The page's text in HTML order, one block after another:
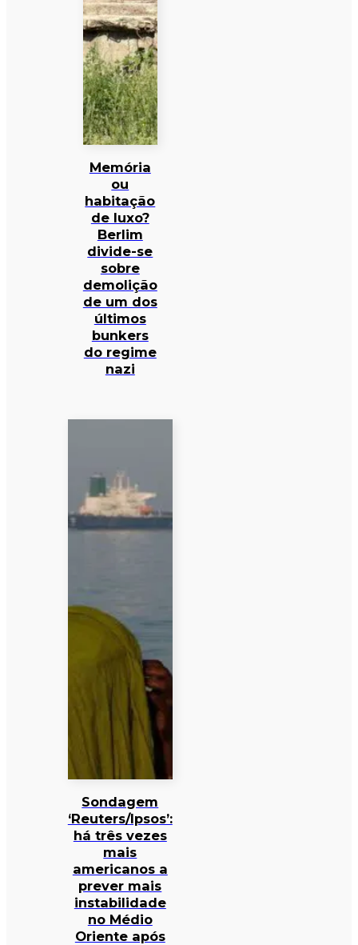
Memória
ou
habitação
de luxo?
Berlim
divide-se
sobre
demolição
de um dos
últimos
bunkers
do regime
nazi
Sondagem
‘Reuters/Ipsos’:
há três vezes
mais
americanos a
prever mais
instabilidade
no Médio
Oriente após